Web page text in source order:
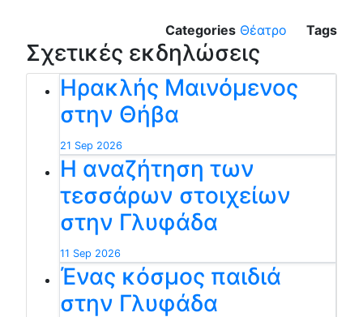
Categories Θέατρο Tags
Σχετικές εκδηλώσεις
Ηρακλής Μαινόμενος
στην Θήβα
21 Sep 2026
Η αναζήτηση των
τεσσάρων στοιχείων
στην Γλυφάδα
11 Sep 2026
Ένας κόσμος παιδιά
στην Γλυφάδα